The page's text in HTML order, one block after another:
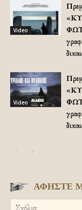
Video
Video
ΑΦΗΣΤΕ